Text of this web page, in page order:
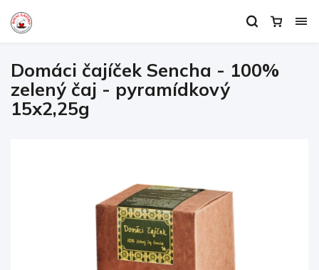
Domáci čajíček Sencha - 100%
zelený čaj - pyramídkový
15x2,25g